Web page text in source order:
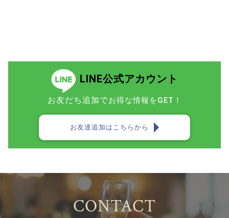
LINE公式アカウント
お友だち追加でお得な情報をGET！
お友達追加はこちらから
CONTACT